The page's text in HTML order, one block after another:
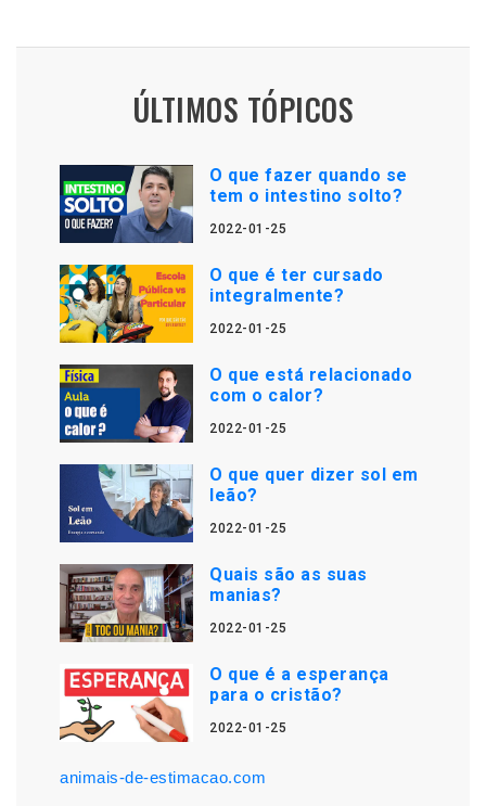
ÚLTIMOS TÓPICOS
O que fazer quando se
tem o intestino solto?
2022-01-25
O que é ter cursado
integralmente?
2022-01-25
O que está relacionado
com o calor?
2022-01-25
O que quer dizer sol em
leão?
2022-01-25
Quais são as suas
manias?
2022-01-25
O que é a esperança
para o cristão?
2022-01-25
animais-de-estimacao.com